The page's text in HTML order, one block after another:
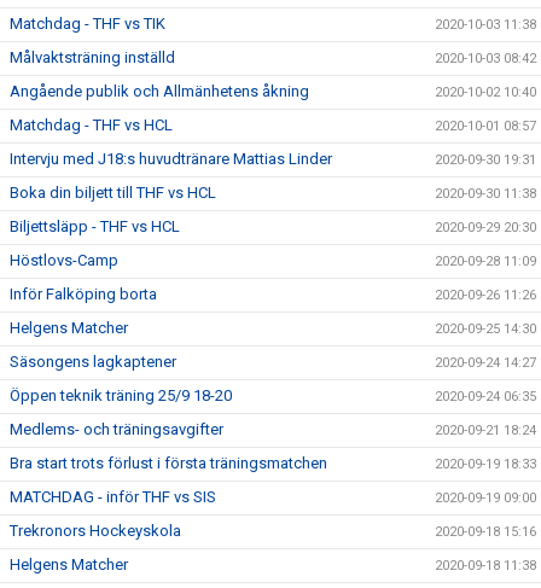
Matchdag - THF vs TIK 2020-10-03 11:38
Målvaktsträning inställd 2020-10-03 08:42
Angående publik och Allmänhetens åkning 2020-10-02 10:40
Matchdag - THF vs HCL 2020-10-01 08:57
Intervju med J18:s huvudtränare Mattias Linder 2020-09-30 19:31
Boka din biljett till THF vs HCL 2020-09-30 11:38
Biljettsläpp - THF vs HCL 2020-09-29 20:30
Höstlovs-Camp 2020-09-28 11:09
Inför Falköping borta 2020-09-26 11:26
Helgens Matcher 2020-09-25 14:30
Säsongens lagkaptener 2020-09-24 14:27
Öppen teknik träning 25/9 18-20 2020-09-24 06:35
Medlems- och träningsavgifter 2020-09-21 18:24
Bra start trots förlust i första träningsmatchen 2020-09-19 18:33
MATCHDAG - inför THF vs SIS 2020-09-19 09:00
Trekronors Hockeyskola 2020-09-18 15:16
Helgens Matcher 2020-09-18 11:38